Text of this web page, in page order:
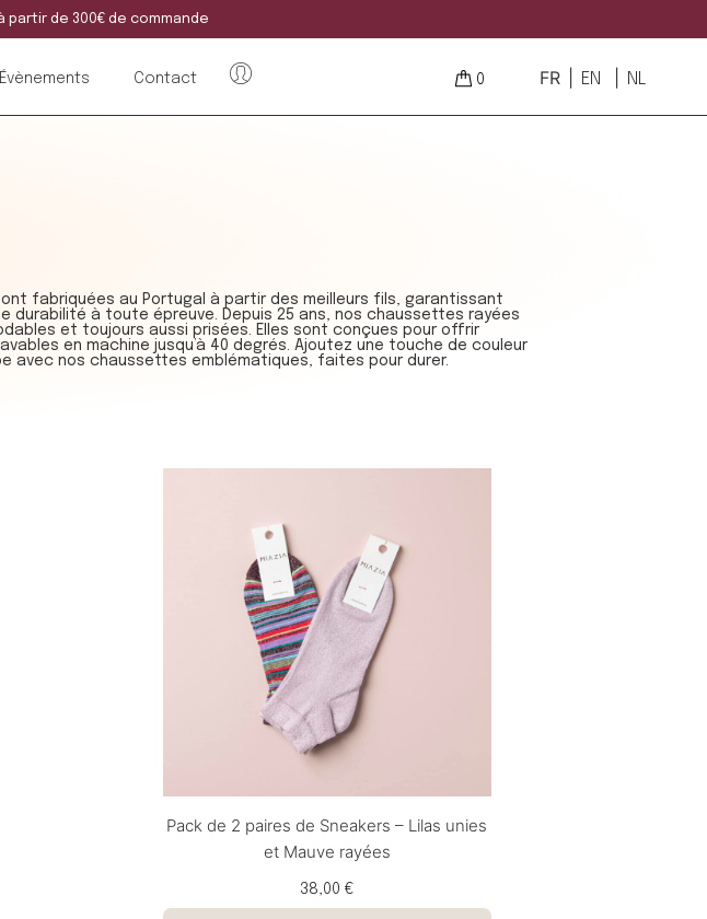
partir de 300€ de commande
Évènements Contact 0 FR EN NL
fabriquées au Portugal à partir des meilleurs fils, garantissant
durabilité à toute épreuve. Depuis 25 ans, nos chaussettes rayées
et toujours aussi prisées. Elles sont conçues pour offrir
en machine jusqu’à 40 degrés. Ajoutez une touche de couleur
avec nos chaussettes emblématiques, faites pour durer.
Pack de 2 paires de Sneakers – Lilas unies
et Mauve rayées
38,00 €